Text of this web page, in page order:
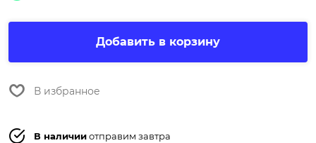
Добавить в корзину
В избранное
В наличииотправим завтра